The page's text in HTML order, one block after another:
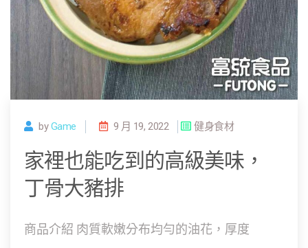
byGame 9 月 19, 2022 健身食材
家裡也能吃到的高級美味，
丁骨大豬排
商品介紹 肉質軟嫩分布均勻的油花，厚度